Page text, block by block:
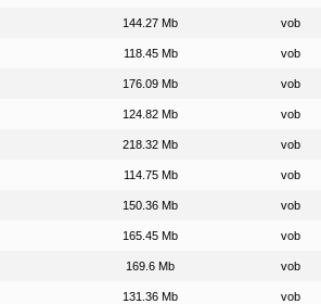
144.27 Mb vob
118.45 Mb vob
176.09 Mb vob
124.82 Mb vob
218.32 Mb vob
114.75 Mb vob
150.36 Mb vob
165.45 Mb vob
169.6 Mb vob
131.36 Mb vob